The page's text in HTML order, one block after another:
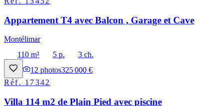
Appartement T4 avec Balcon , Garage et Cave
Montélimar
110 m²
5 p.
3 ch.
12 photos325 000 €
Réf. 17342
Villa 114 m2 de Plain Pied avec piscine